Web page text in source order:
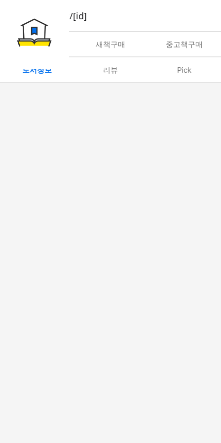
book/rent/[id]
대여 새책구매 중고책구매
도서정보 리뷰 Pick